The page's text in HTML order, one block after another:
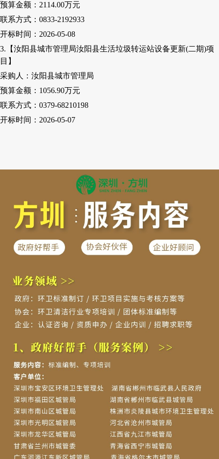
预算金额： 2114.00万元
联系方式： 0833-2192933
开标时间： 2026-05-08
3.【汝阳县城市管理局汝阳县生活垃圾转运站设备更新(二期)项
目】
采购人：汝阳县城市管理局
预算金额： 1056.90万元
联系方式： 0379-68210198
开标时间： 2026-05-07